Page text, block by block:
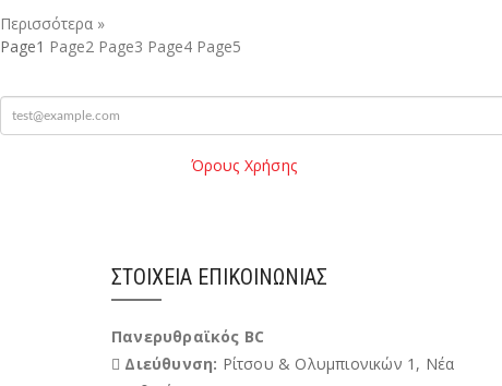
Περισσότερα »
Page1 Page2 Page3 Page4 Page5
mail
Όρους Χρήσης
ΣΤΟΙΧΕΊΑ ΕΠΙΚΟΙΝΩΝΊΑΣ
Πανερυθραϊκός BC
Διεύθυνση: Ρίτσου & Ολυμπιονικών 1, Νέα